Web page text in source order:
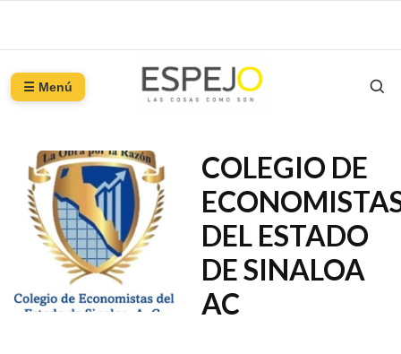
☰ Menú
COLEGIO DE
DEL ESTADO
DE SINALOA
AC